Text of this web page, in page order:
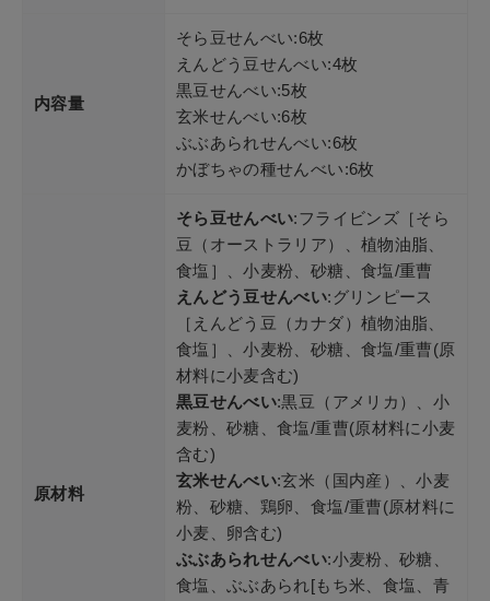
内容量
そら豆せんべい:6枚
えんどう豆せんべい:4枚
黒豆せんべい:5枚
玄米せんべい:6枚
ぶぶあられせんべい:6枚
かぼちゃの種せんべい:6枚
原材料
そら豆せんべい:フライビンズ［そら
豆（オーストラリア）、植物油脂、
食塩］、小麦粉、砂糖、食塩/重曹
えんどう豆せんべい:グリンピース
［えんどう豆（カナダ）植物油脂、
食塩］、小麦粉、砂糖、食塩/重曹(原
材料に小麦含む)
黒豆せんべい:黒豆（アメリカ）、小
麦粉、砂糖、食塩/重曹(原材料に小麦
含む)
玄米せんべい:玄米（国内産）、小麦
粉、砂糖、鶏卵、食塩/重曹(原材料に
小麦、卵含む)
ぶぶあられせんべい:小麦粉、砂糖、
食塩、ぶぶあられ[もち米、食塩、青